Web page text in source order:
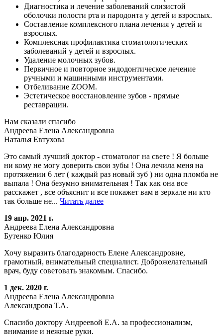
Диагностика и лечение заболеваний слизистой
оболочки полости рта и пародонта у детей и взрослых.
Составление комплексного плана лечения у детей и
взрослых.
Комплексная профилактика стоматологических
заболеваний у детей и взрослых.
Удаление молочных зубов.
Первичное и повторное эндодонтическое лечение
ручными и машинными инструментами.
Отбеливание ZOOM.
Эстетическое восстановление зубов - прямые
реставрации.
Нам сказали спасибо
Андреева Елена Александровна
Наталья Евтухова
Это самый лучший доктор - стоматолог на свете ! Я больше
ни кому не могу доверить свои зубы ! Она лечила меня на
протяжении 6 лет ( каждый раз новый зуб ) ни одна пломба не
выпала ! Она безумно внимательная ! Так как она все
расскажет , все объяснит и все покажет вам в зеркале ни кто
так больше не... Читать далее
19 апр. 2021 г.
Андреева Елена Александровна
Бутенко Юлия
Хочу выразить благодарность Елене Александровне,
грамотный, внимательный специалист. Доброжелательный
врач, буду советовать знакомым. Спасибо.
1 дек. 2020 г.
Андреева Елена Александровна
Александрова Т.А.
Спасибо доктору Андреевой Е.А. за профессионализм,
внимание и нежные руки.